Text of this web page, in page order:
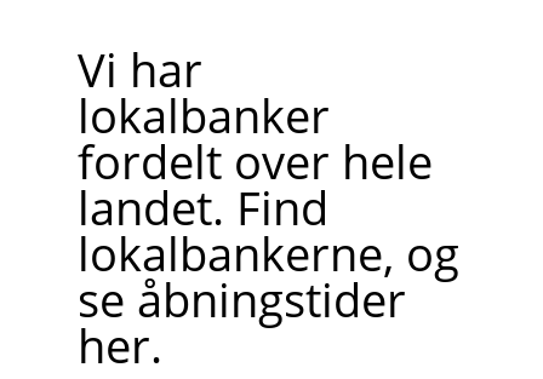
Vi har
lokalbanker
fordelt over hele
landet. Find
lokalbankerne, og
se åbningstider
her.